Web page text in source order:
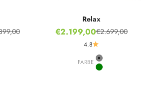
Relax
Prezzo scontato
€2.199,00Prezzo
€2.699,00
4.8
FARBE
Grey
Green